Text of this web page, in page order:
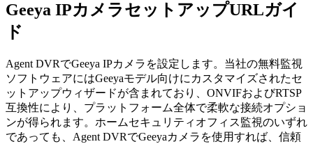
Geeya IPカメラセットアップURLガイ
ド
Agent DVRでGeeya IPカメラを設定します。当社の無料監視
ソフトウェアにはGeeyaモデル向けにカスタマイズされたセ
ットアップウィザードが含まれており、ONVIFおよびRTSP
互換性により、プラットフォーム全体で柔軟な接続オプショ
ンが得られます。ホームセキュリティオフィス監視のいずれ
であっても、Agent DVRでGeeyaカメラを使用すれば、信頼